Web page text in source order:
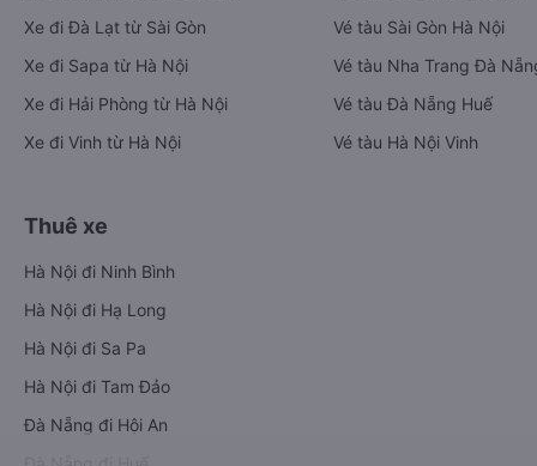
Xe đi Đà Lạt từ Sài Gòn
Xe đi Sapa từ Hà Nội
Xe đi Hải Phòng từ Hà Nội
Xe đi Vinh từ Hà Nội
Vé tàu Sài Gòn Hà Nội
Vé tàu Nha Trang Đà
Vé tàu Đà Nẵng Huế
Vé tàu Hà Nội Vinh
Thuê xe
Hà Nội đi Ninh Bình
Hà Nội đi Hạ Long
Hà Nội đi Sa Pa
Hà Nội đi Tam Đảo
Đà Nẵng đi Hội An